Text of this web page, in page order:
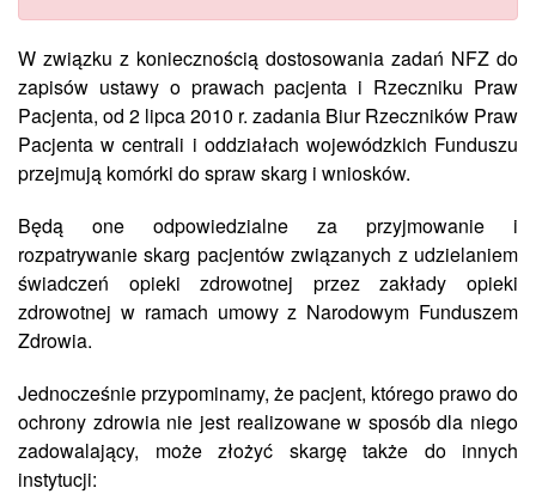
W związku z koniecznością dostosowania zadań NFZ do
zapisów ustawy o prawach pacjenta i Rzeczniku Praw
Pacjenta, od 2 lipca 2010 r. zadania Biur Rzeczników Praw
Pacjenta w centrali i oddziałach wojewódzkich Funduszu
przejmują komórki do spraw skarg i wniosków.
Będą one odpowiedzialne za przyjmowanie i
rozpatrywanie skarg pacjentów związanych z udzielaniem
świadczeń opieki zdrowotnej przez zakłady opieki
zdrowotnej w ramach umowy z Narodowym Funduszem
Zdrowia.
Jednocześnie przypominamy, że pacjent, którego prawo do
ochrony zdrowia nie jest realizowane w sposób dla niego
zadowalający, może złożyć skargę także do innych
instytucji: